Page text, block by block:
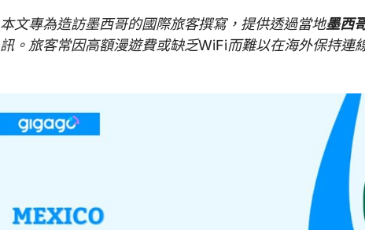
本文專為造訪墨西哥的國際旅客撰寫，提供透過當地墨西
訊。旅客常因高額漫遊費或缺乏WiFi而難以在海外保持連